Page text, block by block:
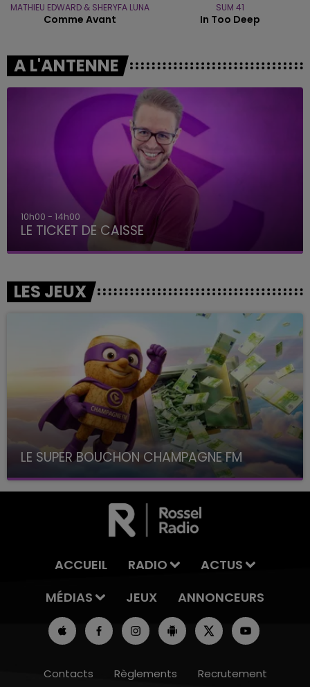
MATHIEU EDWARD & SHERYFA LUNA
Comme Avant
SUM 41
In Too Deep
A L'ANTENNE
14h00 - 15h00
La Radio Pop
LES JEUX
LE SUPER BOUCHON CHAMPAGNE FM
avec La Famille Champagne FM, à 8H10
ACCUEIL RADIO
ACTUS
MÉDIAS
JEUX ANNONCEURS
Contacts Règlements Recrutement